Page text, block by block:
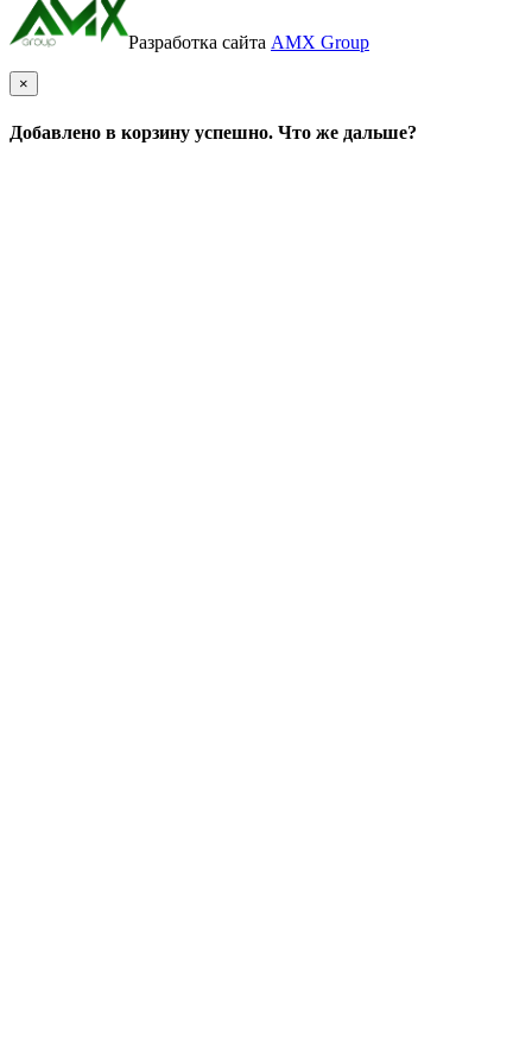
Разработка сайта AMX Group
×
Добавлено в корзину успешно. Что же дальше?